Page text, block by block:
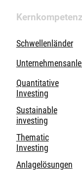
Schwellenländer
Quantitative
Investing
Sustainable
investing
Thematic
Investing
Anlagelösungen